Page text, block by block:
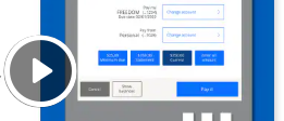
Se